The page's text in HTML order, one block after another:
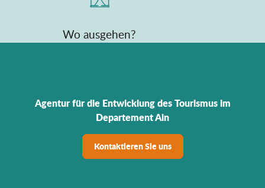
Wo ausgehen?
Agentur für die Entwicklung des Tourismus im
Departement Ain
Kontaktieren Sie uns